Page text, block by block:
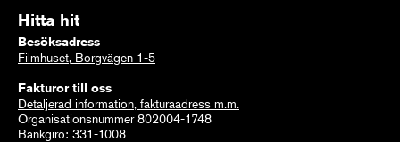
Hitta hit
Besöksadress
Filmhuset, Borgvägen 1-5
Fakturor till oss
Detaljerad information, fakturaadress m.m.
Organisationsnummer 802004-1748
Bankgiro: 331-1008